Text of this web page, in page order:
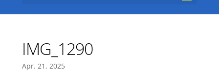
IMG_1290
Apr. 21, 2025